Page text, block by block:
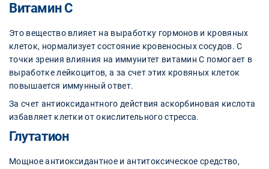
Витамин С
Это вещество влияет на выработку гормонов и кровяных
клеток, нормализует состояние кровеносных сосудов. С
точки зрения влияния на иммунитет витамин С помогает в
выработке лейкоцитов, а за счет этих кровяных клеток
повышается иммунный ответ.
За счет антиоксидантного действия аскорбиновая кислота
избавляет клетки от окислительного стресса.
Глутатион
Мощное антиоксидантное и антитоксическое средство,